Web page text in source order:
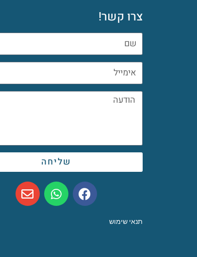
צרו קשר!
שליחה
תנאי שימוש